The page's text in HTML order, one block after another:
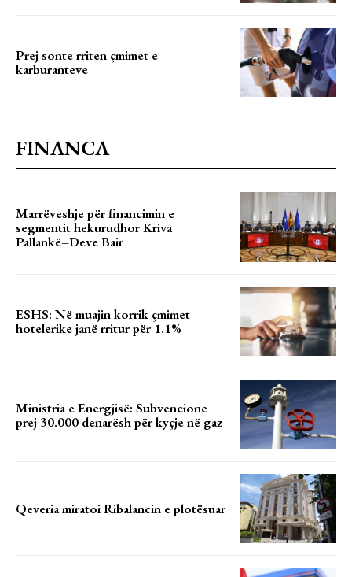
Prej sonte rriten çmimet e
karburanteve
FINANCA
Marrëveshje për financimin e
segmentit hekurudhor Kriva
Pallankë–Deve Bair
ESHS: Në muajin korrik çmimet
hotelerike janë rritur për 1.1%
Ministria e Energjisë: Subvencione
prej 30.000 denarësh për kyçje në gaz
Qeveria miratoi Ribalancin e plotësuar